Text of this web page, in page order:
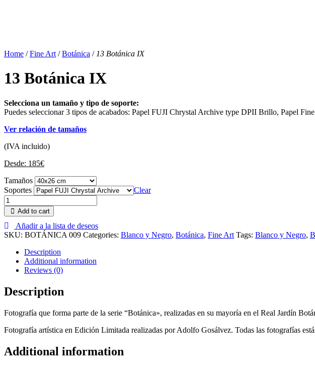
Home /Fine Art /Botánica / 13 Botánica IX
13 Botánica IX
Selecciona un tamaño y tipo de soporte:
Puedes seleccionar 3 tipos de acabados: Papel FUJI Chrystal Archive type DPII Brillo, Papel
Ver relación de tamaños
(IVA incluido)
Desde: 185€
Tamaños
Soportes
Clear
Add to cart
Añadir a la lista de deseos
SKU: BOTÁNICA 009 Categories: Blanco y Negro, Botánica, Fine Art Tags: Blanco y Negro,
Description
Additional information
Reviews (0)
Description
Fotografía que forma parte de la serie “Botánica», realizadas en su mayoría en el Real Jardín
Fotografía artística en Edición Limitada realizadas por Adolfo Gosálvez. Todas las fotografías
Additional information